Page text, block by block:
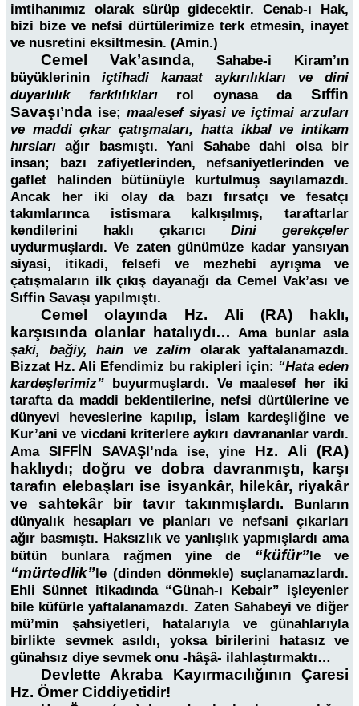
imtihanımız olarak sürüp gidecektir. Cenab-ı Hak,
bizi bize ve nefsi dürtülerimize terk etmesin, inayet
ve nusretini eksiltmesin. (Amin.)
Cemel Vak’asında,Sahabe-i Kiram’ın
büyüklerinin içtihadi kanaat aykırılıkları ve dini
duyarlılık farklılıkları rol oynasa da
Sıffin
Savaşı’nda ise; maalesef siyasi ve içtimai arzuları
ve maddi çıkar çatışmaları, hatta ikbal ve intikam
hırslarıağır basmıştı. Yani Sahabe dahi olsa bir
insan; bazı zafiyetlerinden, nefsaniyetlerinden ve
gaflet halinden bütünüyle kurtulmuş sayılamazdı.
Ancak her iki olay da bazı fırsatçı ve fesatçı
takımlarınca istismara kalkışılmış, taraftarlar
kendilerini haklı çıkarıcıDini gerekçeler
uydurmuşlardı. Ve zaten günümüze kadar yansıyan
siyasi, itikadi, felsefi ve mezhebi ayrışma ve
çatışmaların ilk çıkış dayanağı da Cemel Vak’ası ve
Sıffin Savaşı yapılmıştı.
Cemel olayında Hz. Ali (RA) haklı,
karşısında olanlar hatalıydı… Ama bunlar asla
şaki, bağiy, hain ve zalim olarak yaftalanamazdı.
Bizzat Hz. Ali Efendimiz bu rakipleri için: “Hata eden
kardeşlerimiz” buyurmuşlardı. Ve maalesef her iki
tarafta da maddi beklentilerine, nefsi dürtülerine ve
dünyevi heveslerine kapılıp, İslam kardeşliğine ve
Kur’ani ve vicdani kriterlere aykırı davrananlar vardı.
Ama SIFFİN SAVAŞI’nda ise, yine Hz. Ali (RA)
haklıydı; doğru ve dobra davranmıştı, karşı
tarafın elebaşları ise isyankâr, hilekâr, riyakâr
ve sahtekâr bir tavır takınmışlardı.
Bunların
dünyalık hesapları ve planları ve nefsani çıkarları
ağır basmıştı. Haksızlık ve yanlışlık yapmışlardı ama
bütün bunlara rağmen yine de “küfür”le ve
“mürtedlik” le (dinden dönmekle) suçlanamazlardı.
Ehli Sünnet itikadında “Günah-ı Kebair” işleyenler
bile küfürle yaftalanamazdı. Zaten Sahabeyi ve diğer
mü’min şahsiyetleri, hatalarıyla ve günahlarıyla
birlikte sevmek asıldı, yoksa birilerini hatasız ve
günahsız diye sevmek onu -hâşâ- ilahlaştırmaktı…
Devlette Akraba Kayırmacılığının Çaresi
Hz. Ömer Ciddiyetidir!